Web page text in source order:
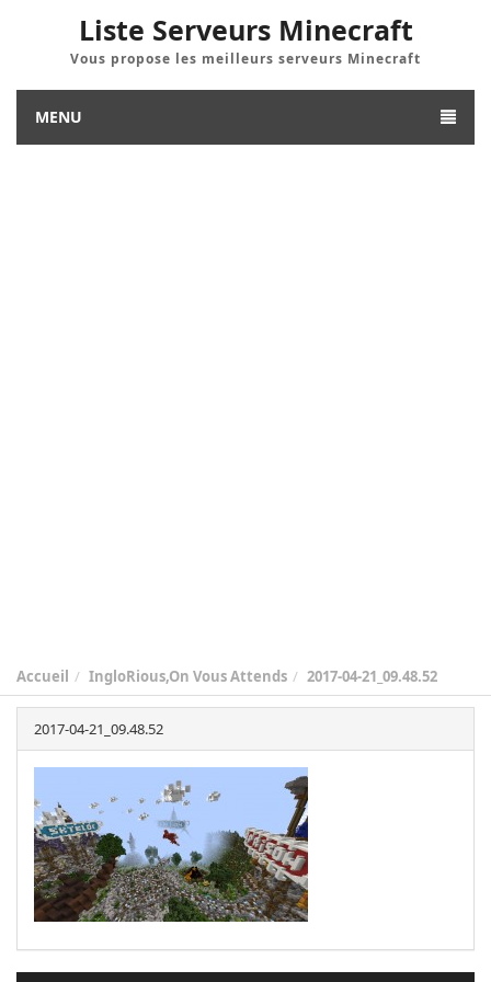
Liste Serveurs Minecraft
Vous propose les meilleurs serveurs Minecraft
MENU
Accueil IngloRious,On Vous Attends 2017-04-21_09.48.52
2017-04-21_09.48.52